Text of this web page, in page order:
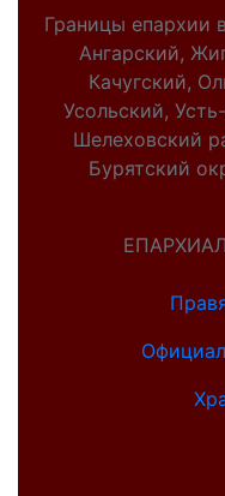
Границы епархии
Ангарский,
Качугский,
Усольский,
Шелеховский
Бурятский